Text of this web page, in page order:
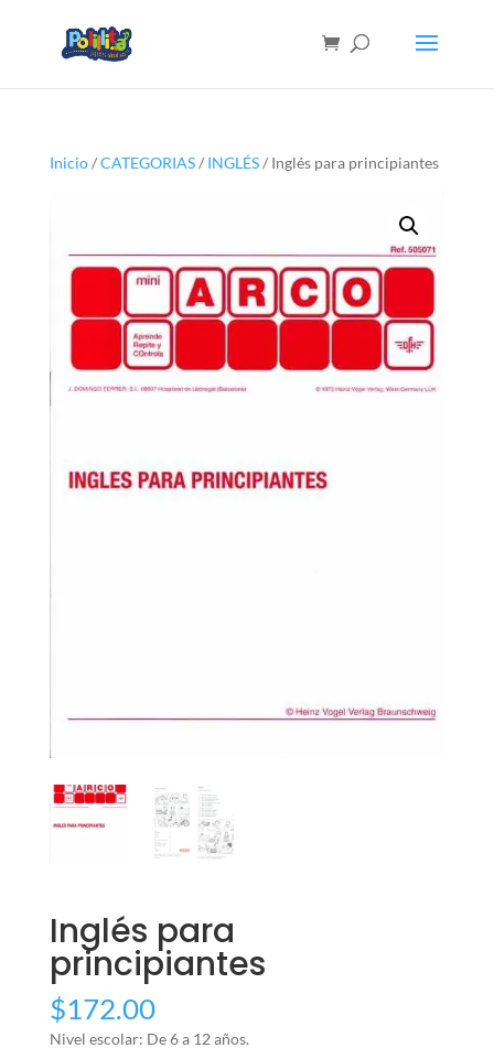
Inicio/CATEGORIAS/ INGLÉS/ Inglés para principiantes
Inglés para
principiantes
$172.00
Nivel escolar: De 6 a 12 años.